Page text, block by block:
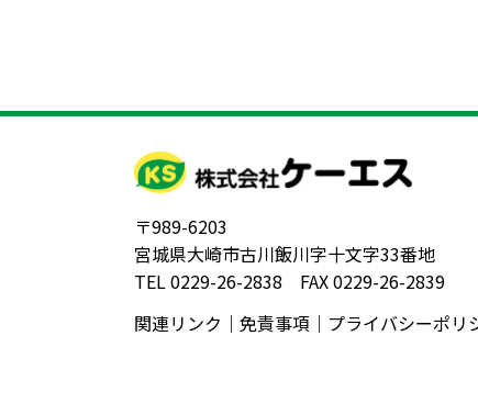
〒989-6203
宮城県大崎市古川飯川字十文字33番地
TEL 0229-26-2838 FAX 0229-26-2839
関連リンク ｜ 免責事項 ｜ プライバシーポリ